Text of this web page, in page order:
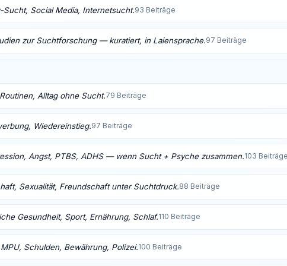
Sucht, Social Media, Internetsucht.93 Beiträge
zur Suchtforschung — kuratiert, in Laiensprache.97 Beiträge
Alltag ohne Sucht.79 Beiträge
Wiedereinstieg.97 Beiträge
Angst, PTBS, ADHS — wenn Sucht + Psyche zusammen.103
Sexualität, Freundschaft unter Suchtdruck.88 Beiträge
Gesundheit, Sport, Ernährung, Schlaf.110 Beiträge
Schulden, Bewährung, Polizei.100 Beiträge